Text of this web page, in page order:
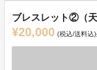
ブレスレット②（
¥20,000 (税込/送料込)